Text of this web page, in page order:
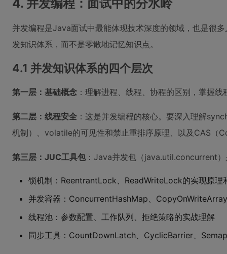
4. 并发编程：面试中的分水岭
并发编程是Java面试中最能体现技术深度的领域，也是很
发知识体系，而不是零散地记忆知识点。
4.1 并发知识体系的四个层次
第一层：基础概念 ：理解进程、线程、协程的区别，掌握
第二层：线程安全 ：这是并发编程的核心。要深入理解
机制）、volatile的可见性和禁止重排序原理、以及CAS（
第三层：JUC工具包：Java并发包（java.util.concurrent）
锁机制：ReentrantLock、ReadWriteLock的实现原理
并发容器：ConcurrentHashMap、
线程池：参数配置、工作队列、拒绝策略的实战理解
同步工具：CountDownLatch、CyclicBarrier、